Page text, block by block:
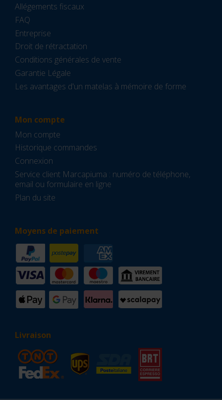
Allégements fiscaux
FAQ
Entreprise
Droit de rétractation
Conditions générales de vente
Garantie Légale
Les avantages d'un matelas à mémoire de forme
Mon compte
Mon compte
Historique commandes
Connexion
Service client Marcapiuma : numéro de téléphone,
email ou formulaire en ligne
Plan du site
Moyens de paiement
Livraison